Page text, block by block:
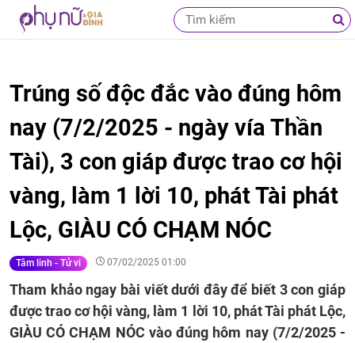
Trúng số độc đắc vào đúng hôm
nay (7/2/2025 - ngày vía Thần
Tài), 3 con giáp được trao cơ hội
vàng, làm 1 lời 10, phát Tài phát
Lộc, GIÀU CÓ CHẠM NÓC
Tâm linh - Tử vi 07/02/2025 01:00
Tham khảo ngay bài viết dưới đây để biết 3 con giáp
được trao cơ hội vàng, làm 1 lời 10, phát Tài phát Lộc,
GIÀU CÓ CHẠM NÓC vào đúng hôm nay (7/2/2025 -